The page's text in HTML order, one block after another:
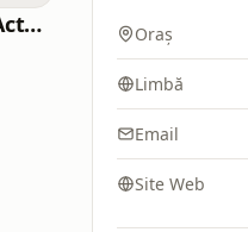
Radio România Actualități Oraș
Limbă
Email
Site Web